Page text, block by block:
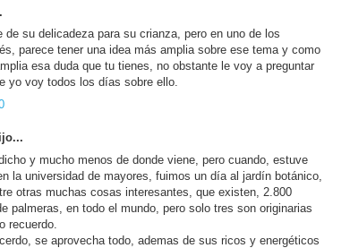
de su delicadeza para su crianza, pero en uno de los
parece tener una idea más amplia sobre ese tema y como
esa duda que tu tienes, no obstante le voy a preguntar
yo voy todos los días sobre ello.
y mucho menos de donde viene, pero cuando, estuve
la universidad de mayores, fuimos un día al jardín botánico,
otras muchas cosas interesantes, que existen, 2.800
palmeras, en todo el mundo, pero solo tres son originarias
recuerdo.
se aprovecha todo, ademas de sus ricos y energéticos